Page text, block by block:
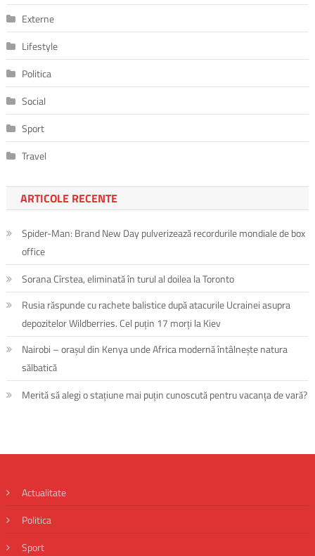
Externe
Lifestyle
Politica
Social
Sport
Travel
ARTICOLE RECENTE
Spider-Man: Brand New Day pulverizează recordurile mondiale de box
office
Sorana Cîrstea, eliminată în turul al doilea la Toronto
Rusia răspunde cu rachete balistice după atacurile Ucrainei asupra
depozitelor Wildberries. Cel puțin 17 morți la Kiev
Nairobi – orașul din Kenya unde Africa modernă întâlnește natura
sălbatică
Merită să alegi o stațiune mai puțin cunoscută pentru vacanța de vară?
Actualitate
Politica
Sport